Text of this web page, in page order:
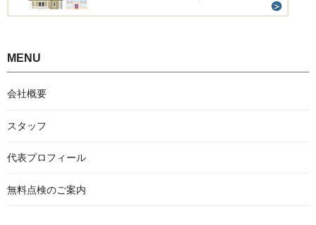
MENU
会社概要
スタッフ
代表プロフィール
無料点検のご案内